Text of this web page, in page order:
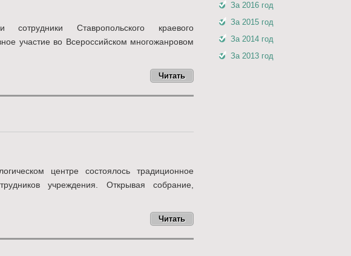
Ставропольского краевого
участие во Всероссийском многожанровом
Читать
центре состоялось традиционное
учреждения. Открывая собрание,
Читать
За 2016 год
За 2015 год
За 2014 год
За 2013 год